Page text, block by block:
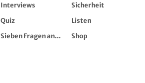
Interviews
Sicherheit
Quiz
Listen
Sieben Fragen an...
Shop